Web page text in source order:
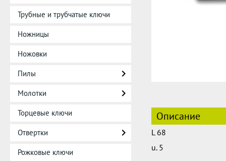
Трубные и трубчатые ключи
Ножницы
Ножовки
Пилы
Молотки
Торцевые ключи
Отвертки
Рожковые ключи
Описание
L 68
u. 5